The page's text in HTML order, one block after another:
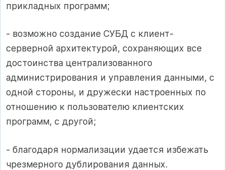
прикладных программ;
- возможно создание СУБД с клиент-
серверной архитектурой, сохраняющих все
достоинства централизованного
администрирования и управления данными, с
одной стороны, и дружески настроенных по
отношению к пользователю клиентских
программ, с другой;
- благодаря нормализации удается избежать
чрезмерного дублирования данных.